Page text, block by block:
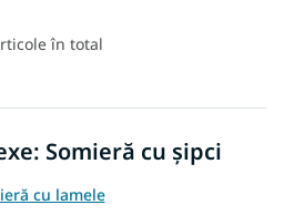
C
t
o
u
în total
Somieră cu șipci
cu lamele